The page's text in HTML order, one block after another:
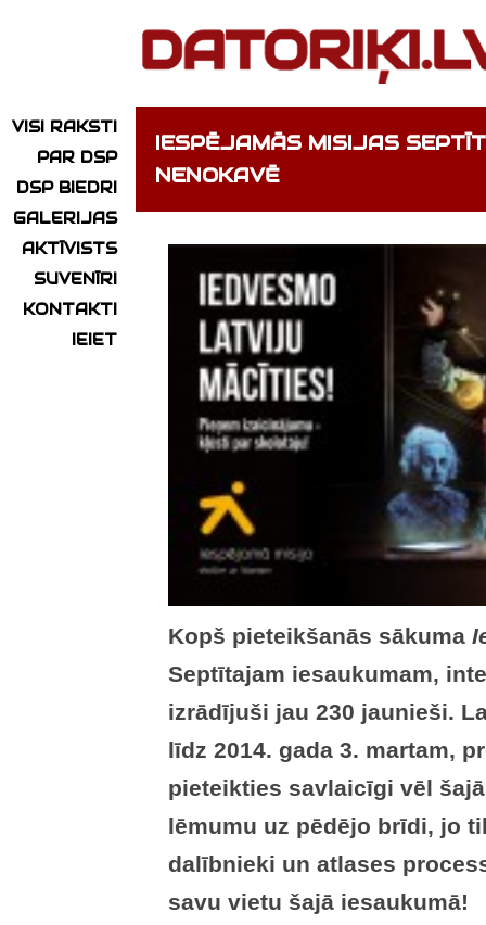
VISI RAKSTI
PAR DSP
DSP BIEDRI
GALERIJAS
AKTĪVISTS
SUVENĪRI
KONTAKTI
IEIET
IESPĒJAMĀS MISIJAS
NENOKAVĒ
Kopš pieteikšanās sākuma
Septītajam iesaukumam,
izrādījuši jau 230 jaunieši.
līdz 2014. gada 3. martam,
pieteikties savlaicīgi vēl
lēmumu uz pēdējo brīdi, jo
dalībnieki un atlases
savu vietu šajā iesaukumā!